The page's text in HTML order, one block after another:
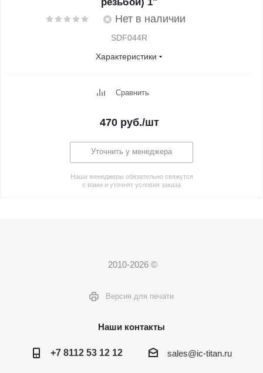
Нет в наличии
SDF044R
Характеристики
Сравнить
470 руб./шт
Уточнить у менеджера
Наши менеджеры обязательно свяжутся
с вами и уточнят условия заказа
2010-2026 ©
Версия для печати
Наши контакты
+7 8112 53 12 12 sales@ic-titan.ru